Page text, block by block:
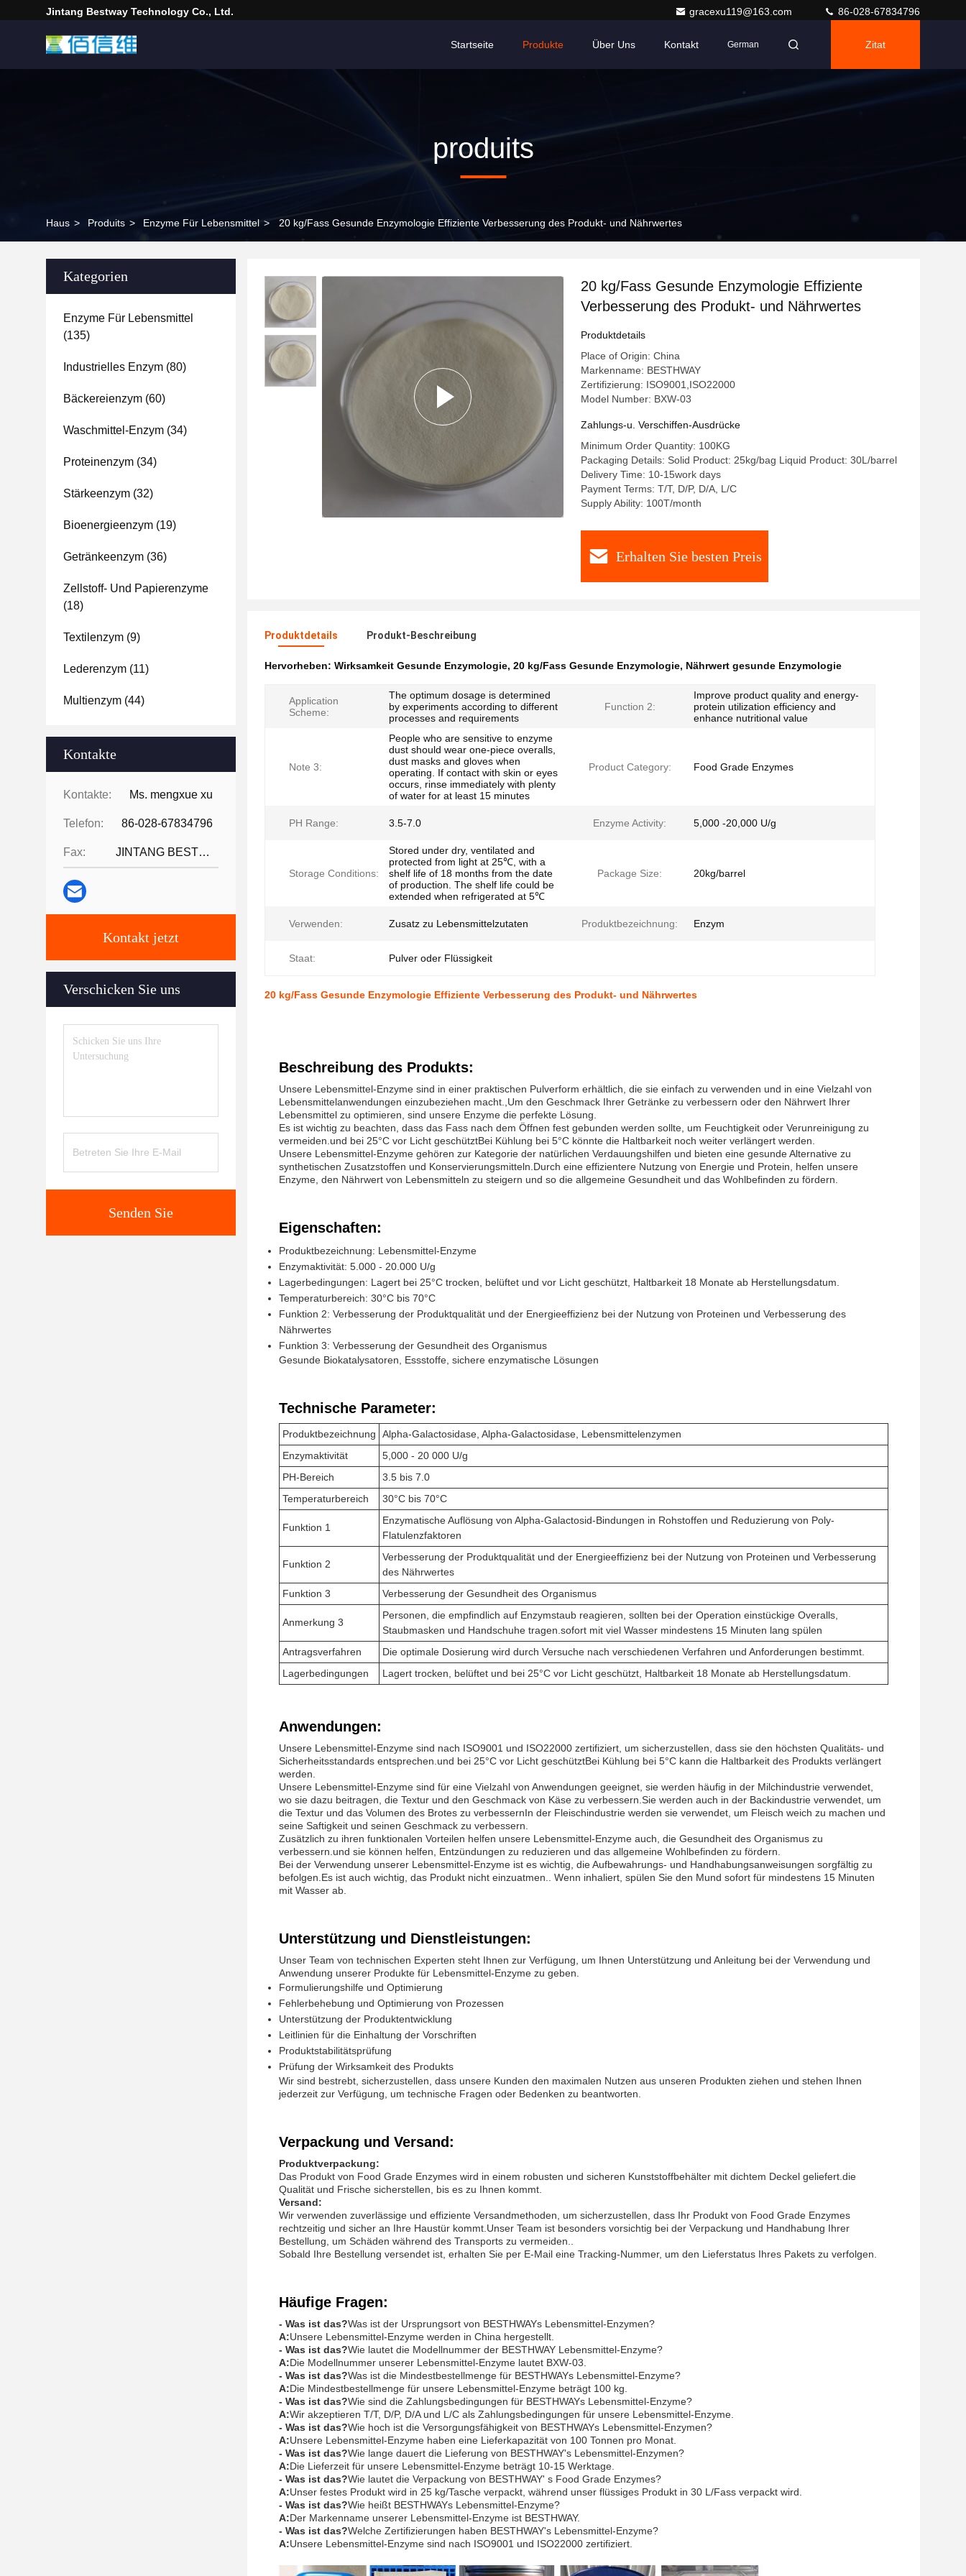
Jintang Bestway Technology Co., Ltd. gracexu119@163.com 86-028-67834796
Startseite Produkte Über Uns Kontakt German Zitat
produits
Haus > Produits > Enzyme Für Lebensmittel > 20 kg/Fass Gesunde Enzymologie Effiziente Verbesserung des Produkt- und Nährwertes
Kategorien
Enzyme Für Lebensmittel
(135)
Industrielles Enzym (80)
Bäckereienzym (60)
Waschmittel-Enzym (34)
Proteinenzym (34)
Stärkeenzym (32)
Bioenergieenzym (19)
Getränkeenzym (36)
Zellstoff- Und Papierenzyme
(18)
Textilenzym (9)
Lederenzym (11)
Multienzym (44)
Kontakte
Kontakte: Ms. mengxue xu
Telefon: 86-028-67834796
Fax: JINTANG BESTWAY TECHNOLOGY CO
Kontakt jetzt
Verschicken Sie uns
Senden Sie
20 kg/Fass Gesunde Enzymologie Effiziente
Verbesserung des Produkt- und Nährwertes
Produktdetails
Place of Origin: China
Markenname: BESTHWAY
Zertifizierung: ISO9001,ISO22000
Model Number: BXW-03
Zahlungs-u. Verschiffen-Ausdrücke
Minimum Order Quantity: 100KG
Packaging Details: Solid Product: 25kg/bag Liquid Product: 30L/barrel
Delivery Time: 10-15work days
Payment Terms: T/T, D/P, D/A, L/C
Supply Ability: 100T/month
Erhalten Sie besten Preis
Produktdetails Produkt-Beschreibung
Hervorheben: Wirksamkeit Gesunde Enzymologie, 20 kg/Fass Gesunde Enzymologie, Nährwert gesunde Enzymologie
Application
Scheme:
The optimum dosage is determined
by experiments according to different
processes and requirements
Function 2:
Improve product quality and energy-
protein utilization efficiency and
enhance nutritional value
Note 3:
People who are sensitive to enzyme
dust should wear one-piece overalls,
dust masks and gloves when
operating. If contact with skin or eyes
occurs, rinse immediately with plenty
of water for at least 15 minutes
Product Category: Food Grade Enzymes
PH Range: 3.5-7.0 Enzyme Activity: 5,000 -20,000 U/g
Storage Conditions:
Stored under dry, ventilated and
protected from light at 25℃, with a
shelf life of 18 months from the date
of production. The shelf life could be
extended when refrigerated at 5℃
Package Size: 20kg/barrel
Verwenden: Zusatz zu Lebensmittelzutaten Produktbezeichnung: Enzym
Staat: Pulver oder Flüssigkeit
20 kg/Fass Gesunde Enzymologie Effiziente Verbesserung des Produkt- und Nährwertes
Beschreibung des Produkts:
Unsere Lebensmittel-Enzyme sind in einer praktischen Pulverform erhältlich, die sie einfach zu verwenden und in eine Vielzahl von
Lebensmittelanwendungen einzubeziehen macht.,Um den Geschmack Ihrer Getränke zu verbessern oder den Nährwert Ihrer
Lebensmittel zu optimieren, sind unsere Enzyme die perfekte Lösung.
Es ist wichtig zu beachten, dass das Fass nach dem Öffnen fest gebunden werden sollte, um Feuchtigkeit oder Verunreinigung zu
vermeiden.und bei 25°C vor Licht geschütztBei Kühlung bei 5°C könnte die Haltbarkeit noch weiter verlängert werden.
Unsere Lebensmittel-Enzyme gehören zur Kategorie der natürlichen Verdauungshilfen und bieten eine gesunde Alternative zu
synthetischen Zusatzstoffen und Konservierungsmitteln.Durch eine effizientere Nutzung von Energie und Protein, helfen unsere
Enzyme, den Nährwert von Lebensmitteln zu steigern und so die allgemeine Gesundheit und das Wohlbefinden zu fördern.
Eigenschaften:
Produktbezeichnung: Lebensmittel-Enzyme
Enzymaktivität: 5.000 - 20.000 U/g
Lagerbedingungen: Lagert bei 25°C trocken, belüftet und vor Licht geschützt, Haltbarkeit 18 Monate ab Herstellungsdatum.
Temperaturbereich: 30°C bis 70°C
Funktion 2: Verbesserung der Produktqualität und der Energieeffizienz bei der Nutzung von Proteinen und Verbesserung des
Nährwertes
Funktion 3: Verbesserung der Gesundheit des Organismus
Gesunde Biokatalysatoren, Essstoffe, sichere enzymatische Lösungen
Technische Parameter:
Produktbezeichnung
Alpha-Galactosidase, Alpha-Galactosidase, Lebensmittelenzymen
Enzymaktivität
5,000 - 20 000 U/g
PH-Bereich
3.5 bis 7.0
Temperaturbereich
30°C bis 70°C
Funktion 1
Enzymatische Auflösung von Alpha-Galactosid-Bindungen in Rohstoffen und Reduzierung von Poly-
Flatulenzfaktoren
Funktion 2
Verbesserung der Produktqualität und der Energieeffizienz bei der Nutzung von Proteinen und Verbesserung
des Nährwertes
Funktion 3
Verbesserung der Gesundheit des Organismus
Anmerkung 3
Personen, die empfindlich auf Enzymstaub reagieren, sollten bei der Operation einstückige Overalls,
Staubmasken und Handschuhe tragen.sofort mit viel Wasser mindestens 15 Minuten lang spülen
Antragsverfahren
Die optimale Dosierung wird durch Versuche nach verschiedenen Verfahren und Anforderungen bestimmt.
Lagerbedingungen
Lagert trocken, belüftet und bei 25°C vor Licht geschützt, Haltbarkeit 18 Monate ab Herstellungsdatum.
Anwendungen:
Unsere Lebensmittel-Enzyme sind nach ISO9001 und ISO22000 zertifiziert, um sicherzustellen, dass sie den höchsten Qualitäts- und
Sicherheitsstandards entsprechen.und bei 25°C vor Licht geschütztBei Kühlung bei 5°C kann die Haltbarkeit des Produkts verlängert
werden.
Unsere Lebensmittel-Enzyme sind für eine Vielzahl von Anwendungen geeignet, sie werden häufig in der Milchindustrie verwendet,
wo sie dazu beitragen, die Textur und den Geschmack von Käse zu verbessern.Sie werden auch in der Backindustrie verwendet, um
die Textur und das Volumen des Brotes zu verbessernIn der Fleischindustrie werden sie verwendet, um Fleisch weich zu machen und
seine Saftigkeit und seinen Geschmack zu verbessern.
Zusätzlich zu ihren funktionalen Vorteilen helfen unsere Lebensmittel-Enzyme auch, die Gesundheit des Organismus zu
verbessern.und sie können helfen, Entzündungen zu reduzieren und das allgemeine Wohlbefinden zu fördern.
Bei der Verwendung unserer Lebensmittel-Enzyme ist es wichtig, die Aufbewahrungs- und Handhabungsanweisungen sorgfältig zu
befolgen.Es ist auch wichtig, das Produkt nicht einzuatmen.. Wenn inhaliert, spülen Sie den Mund sofort für mindestens 15 Minuten
mit Wasser ab.
Unterstützung und Dienstleistungen:
Unser Team von technischen Experten steht Ihnen zur Verfügung, um Ihnen Unterstützung und Anleitung bei der Verwendung und
Anwendung unserer Produkte für Lebensmittel-Enzyme zu geben.
Formulierungshilfe und Optimierung
Fehlerbehebung und Optimierung von Prozessen
Unterstützung der Produktentwicklung
Leitlinien für die Einhaltung der Vorschriften
Produktstabilitätsprüfung
Prüfung der Wirksamkeit des Produkts
Wir sind bestrebt, sicherzustellen, dass unsere Kunden den maximalen Nutzen aus unseren Produkten ziehen und stehen Ihnen
jederzeit zur Verfügung, um technische Fragen oder Bedenken zu beantworten.
Verpackung und Versand:
Produktverpackung:
Das Produkt von Food Grade Enzymes wird in einem robusten und sicheren Kunststoffbehälter mit dichtem Deckel geliefert.die
Qualität und Frische sicherstellen, bis es zu Ihnen kommt.
Versand:
Wir verwenden zuverlässige und effiziente Versandmethoden, um sicherzustellen, dass Ihr Produkt von Food Grade Enzymes
rechtzeitig und sicher an Ihre Haustür kommt.Unser Team ist besonders vorsichtig bei der Verpackung und Handhabung Ihrer
Bestellung, um Schäden während des Transports zu vermeiden..
Sobald Ihre Bestellung versendet ist, erhalten Sie per E-Mail eine Tracking-Nummer, um den Lieferstatus Ihres Pakets zu verfolgen.
Häufige Fragen:
- Was ist das?Was ist der Ursprungsort von BESTHWAYs Lebensmittel-Enzymen?
A:Unsere Lebensmittel-Enzyme werden in China hergestellt.
- Was ist das?Wie lautet die Modellnummer der BESTHWAY Lebensmittel-Enzyme?
A:Die Modellnummer unserer Lebensmittel-Enzyme lautet BXW-03.
- Was ist das?Was ist die Mindestbestellmenge für BESTHWAYs Lebensmittel-Enzyme?
A:Die Mindestbestellmenge für unsere Lebensmittel-Enzyme beträgt 100 kg.
- Was ist das?Wie sind die Zahlungsbedingungen für BESTHWAYs Lebensmittel-Enzyme?
A:Wir akzeptieren T/T, D/P, D/A und L/C als Zahlungsbedingungen für unsere Lebensmittel-Enzyme.
- Was ist das?Wie hoch ist die Versorgungsfähigkeit von BESTHWAYs Lebensmittel-Enzymen?
A:Unsere Lebensmittel-Enzyme haben eine Lieferkapazität von 100 Tonnen pro Monat.
- Was ist das?Wie lange dauert die Lieferung von BESTHWAY's Lebensmittel-Enzymen?
A:Die Lieferzeit für unsere Lebensmittel-Enzyme beträgt 10-15 Werktage.
- Was ist das?Wie lautet die Verpackung von BESTHWAY' s Food Grade Enzymes?
A:Unser festes Produkt wird in 25 kg/Tasche verpackt, während unser flüssiges Produkt in 30 L/Fass verpackt wird.
- Was ist das?Wie heißt BESTHWAYs Lebensmittel-Enzyme?
A:Der Markenname unserer Lebensmittel-Enzyme ist BESTHWAY.
- Was ist das?Welche Zertifizierungen haben BESTHWAY's Lebensmittel-Enzyme?
A:Unsere Lebensmittel-Enzyme sind nach ISO9001 und ISO22000 zertifiziert.